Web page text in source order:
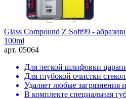
Glass Compound Z Soft99 -
100ml
арт. 05064
Для легкой шлифовки
Для глубокой очистки
Удаляет любые загрязнения
В комплекте специальная